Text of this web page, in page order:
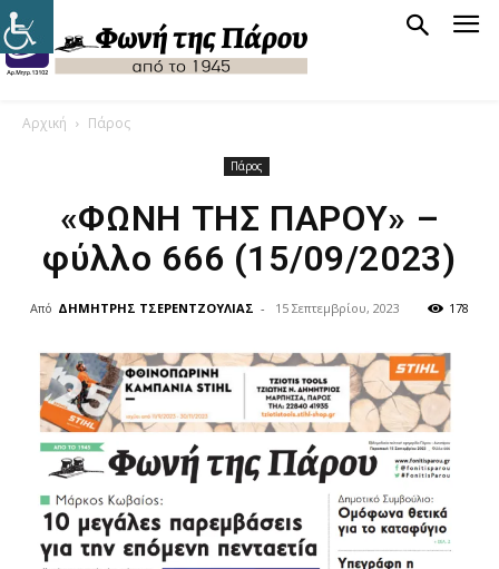
Αρχική Πάρος
Πάρος
«ΦΩΝΗ ΤΗΣ ΠΑΡΟΥ» –
φύλλο 666 (15/09/2023)
Από ΔΗΜΗΤΡΗΣ ΤΣΕΡΕΝΤΖΟΥΛΙΑΣ - 15 Σεπτεμβρίου, 2023 178